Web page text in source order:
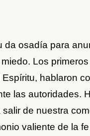
da osadía para
Los
Espíritu, hablaron
las autoridades.
salir de nuestra
valiente de la